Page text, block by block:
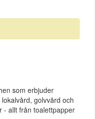
som erbjuder
golvvård och
- allt från toalettpapper